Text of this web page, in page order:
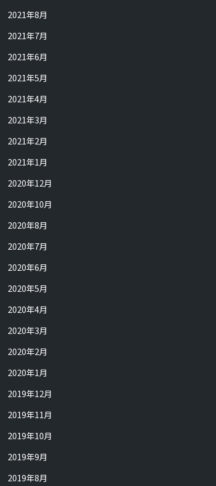
2021年8月
2021年7月
2021年6月
2021年5月
2021年4月
2021年3月
2021年2月
2021年1月
2020年12月
2020年10月
2020年8月
2020年7月
2020年6月
2020年5月
2020年4月
2020年3月
2020年2月
2020年1月
2019年12月
2019年11月
2019年10月
2019年9月
2019年8月